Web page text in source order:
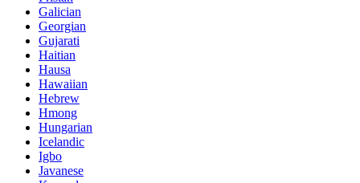
Galician
Georgian
Gujarati
Haitian
Hausa
Hawaiian
Hebrew
Hmong
Hungarian
Icelandic
Igbo
Javanese